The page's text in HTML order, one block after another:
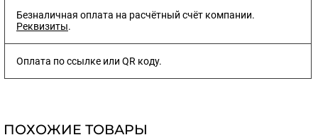
Безналичная оплата на расчётный счёт компании.
Реквизиты.
Оплата по ссылке или QR коду.
ПОХОЖИЕ ТОВАРЫ